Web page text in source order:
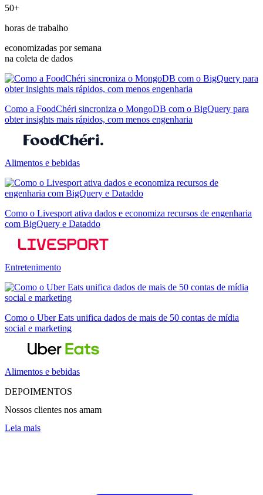
50+
horas de trabalho
economizadas por semana
na coleta de dados
Como a FoodChéri sincroniza o MongoDB com o BigQuery para
obter insights mais rápidos, com menos engenharia
Alimentos e bebidas
Como o Livesport ativa dados e economiza recursos de engenharia
com BigQuery e Dataddo
Entretenimento
Como o Uber Eats unifica dados de mais de 50 contas de mídia
social e marketing
Alimentos e bebidas
DEPOIMENTOS
Nossos clientes nos amam
Leia mais